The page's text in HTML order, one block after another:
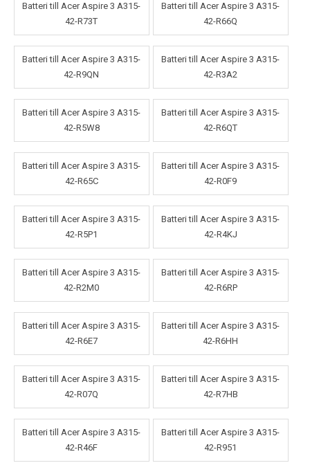
Batteri till Acer Aspire 3 A315-
42-R73T
Batteri till Acer Aspire 3 A315-
42-R66Q
Batteri till Acer Aspire 3 A315-
42-R9QN
Batteri till Acer Aspire 3 A315-
42-R3A2
Batteri till Acer Aspire 3 A315-
42-R5W8
Batteri till Acer Aspire 3 A315-
42-R6QT
Batteri till Acer Aspire 3 A315-
42-R65C
Batteri till Acer Aspire 3 A315-
42-R0F9
Batteri till Acer Aspire 3 A315-
42-R5P1
Batteri till Acer Aspire 3 A315-
42-R4KJ
Batteri till Acer Aspire 3 A315-
42-R2M0
Batteri till Acer Aspire 3 A315-
42-R6RP
Batteri till Acer Aspire 3 A315-
42-R6E7
Batteri till Acer Aspire 3 A315-
42-R6HH
Batteri till Acer Aspire 3 A315-
42-R07Q
Batteri till Acer Aspire 3 A315-
42-R7HB
Batteri till Acer Aspire 3 A315-
42-R46F
Batteri till Acer Aspire 3 A315-
42-R951